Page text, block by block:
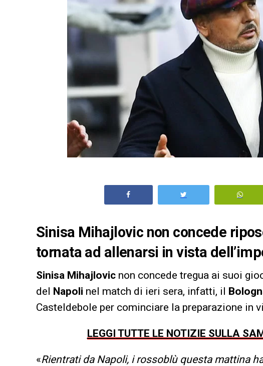
Sinisa Mihajlovic non concede
tornata ad allenarsi in vista
Sinisa Mihajlovic non concede tregua ai suoi
del Napoli nel match di ieri sera, infatti, il
Casteldebole per cominciare la preparazione in
LEGGI TUTTE LE NOTIZIE SULLA
«Rientrati da Napoli, i rossoblù questa mattina